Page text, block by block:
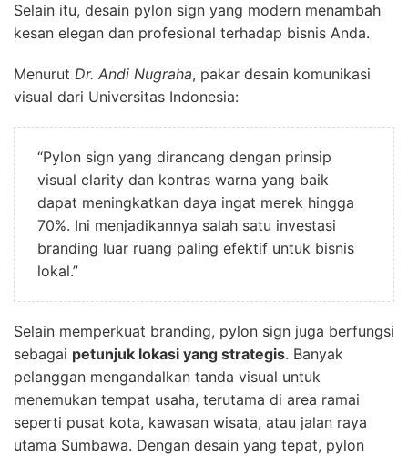
Selain itu, desain pylon sign yang modern menambah
kesan elegan dan profesional terhadap bisnis Anda.
Menurut Dr. Andi Nugraha, pakar desain komunikasi
visual dari Universitas Indonesia:
“Pylon sign yang dirancang dengan prinsip
visual clarity dan kontras warna yang baik
dapat meningkatkan daya ingat merek hingga
70%. Ini menjadikannya salah satu investasi
branding luar ruang paling efektif untuk bisnis
lokal.”
Selain memperkuat branding, pylon sign juga berfungsi
sebagai petunjuk lokasi yang strategis. Banyak
pelanggan mengandalkan tanda visual untuk
menemukan tempat usaha, terutama di area ramai
seperti pusat kota, kawasan wisata, atau jalan raya
utama Sumbawa. Dengan desain yang tepat, pylon